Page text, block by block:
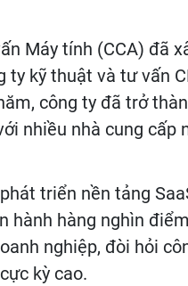
Máy tính (CCA) đã
kỹ thuật và tư vấn
công ty đã trở
nhiều nhà cung cấp
triển nền tảng
hành hàng nghìn
nghiệp, đòi hỏi
kỳ cao.